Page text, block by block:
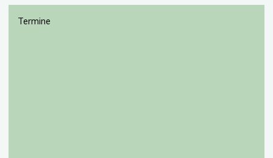
Termine